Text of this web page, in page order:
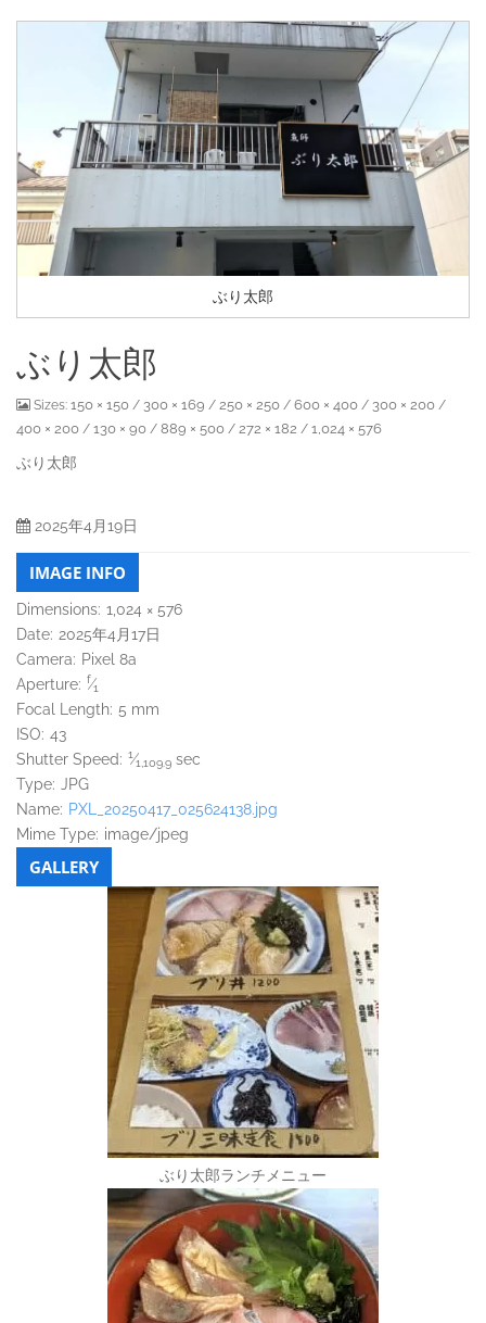
ぶり太郎
ぶり太郎
Sizes: 150 × 150 / 300 × 169 / 250 × 250 / 600 × 400 / 300 × 200 /
400 × 200 / 130 × 90 / 889 × 500 / 272 × 182 / 1,024 × 576
ぶり太郎
2025年4月19日
IMAGE INFO
Dimensions: 1,024 × 576
Date: 2025年4月17日
Camera: Pixel 8a
Aperture: f⁄1
Focal Length: 5 mm
ISO: 43
Shutter Speed: 1⁄1,109.9 sec
Type: JPG
Name: PXL_20250417_025624138.jpg
Mime Type: image/jpeg
GALLERY
ぶり太郎ランチメニュー